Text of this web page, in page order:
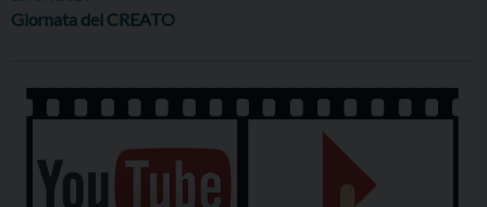
Giornata del CREATO